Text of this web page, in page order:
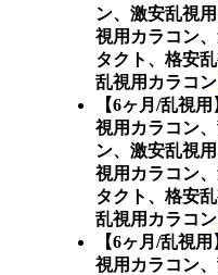
ン、激安乱視
視用カラコン
タクト、格安
乱視用カラコン
【6ヶ月/乱視
視用カラコン
ン、激安乱視
視用カラコン
タクト、格安
乱視用カラコン
【6ヶ月/乱視
視用カラコン